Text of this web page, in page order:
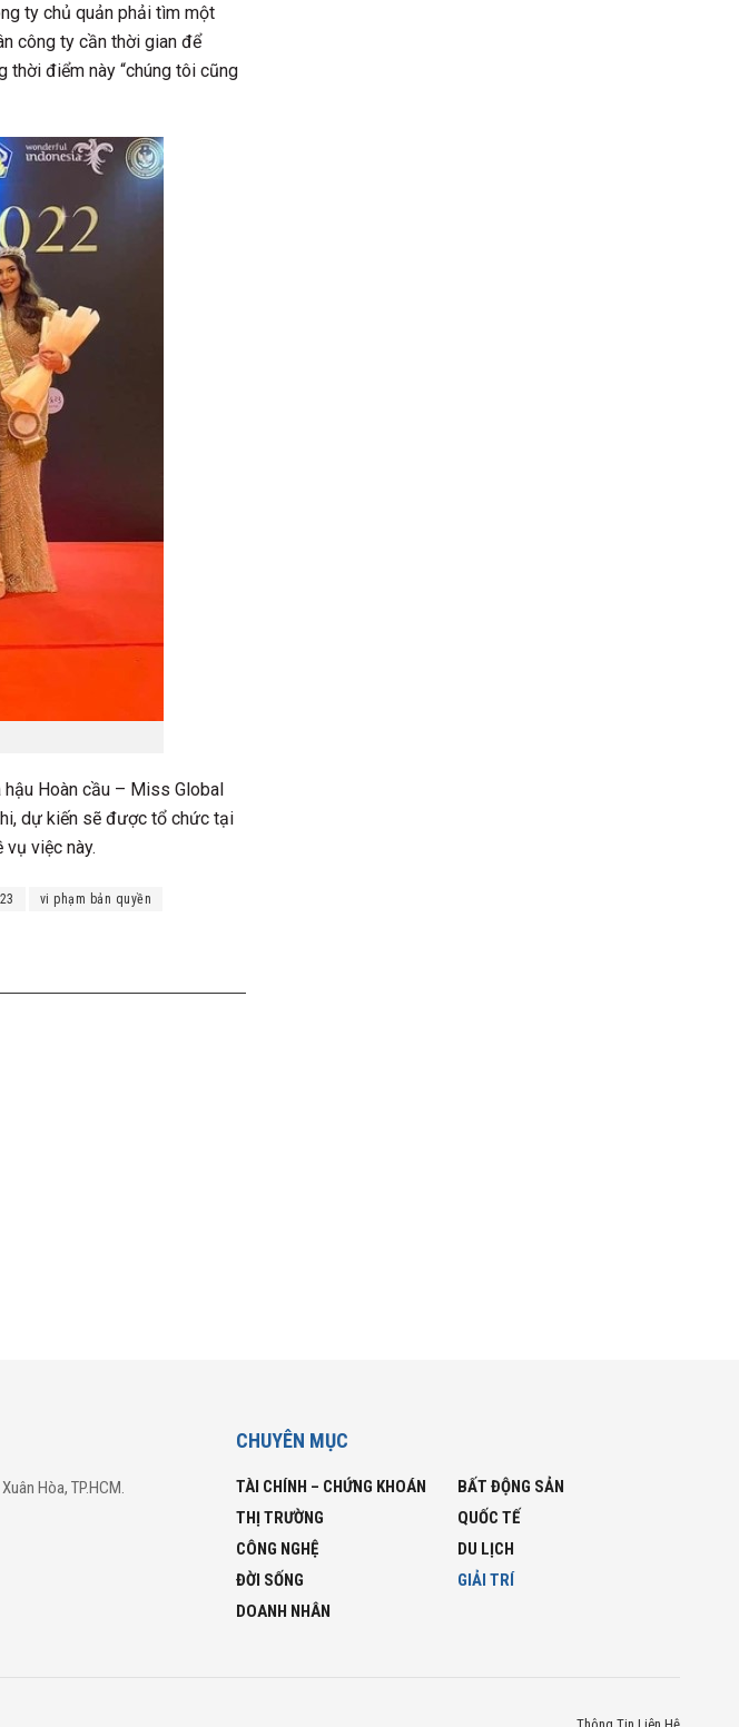
ty chủ quản phải tìm một
công ty cần thời gian để
thời điểm này “chúng tôi cũng
Hoàn cầu – Miss Global
dự kiến sẽ được tổ chức tại
việc này.
vi phạm bản quyền
Hòa, TP.HCM.
CHUYÊN MỤC
TÀI CHÍNH – CHỨNG KHOÁN
BẤT ĐỘNG SẢN
THỊ TRƯỜNG
QUỐC TẾ
CÔNG NGHỆ
DU LỊCH
ĐỜI SỐNG
GIẢI TRÍ
DOANH NHÂN